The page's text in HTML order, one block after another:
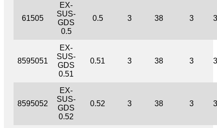
61505
EX-
SUS-
GDS
0.5
0.5 3 38 3
8595051
EX-
SUS-
GDS
0.51
0.51 3 38 3
8595052
EX-
SUS-
GDS
0.52
0.52 3 38 3